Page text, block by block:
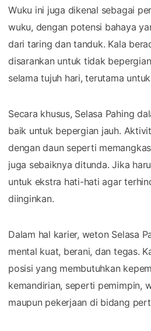
Wuku ini juga dikenal sebagai
wuku, dengan potensi bahaya
dari taring dan tanduk. Kala
disarankan untuk tidak
selama tujuh hari, terutama
Secara khusus, Selasa Pahing
baik untuk bepergian jauh.
dengan daun seperti
juga sebaiknya ditunda. Jika
untuk ekstra hati-hati agar
diinginkan.
Dalam hal karier, weton Selasa
mental kuat, berani, dan tegas.
posisi yang membutuhkan
kemandirian, seperti pemimpin,
maupun pekerjaan di bidang